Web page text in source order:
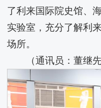
了​利来国际院史馆、
实验室，充分了解​利
场所。
（通讯员：董继